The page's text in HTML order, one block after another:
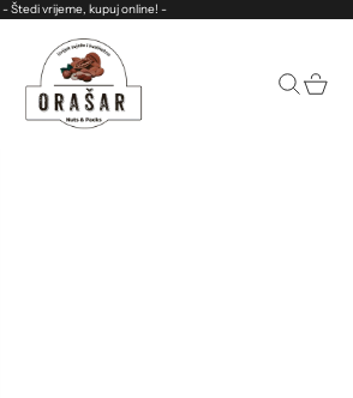
- Štedi vrijeme, kupuj online! -
ORASAR
OpenOpen